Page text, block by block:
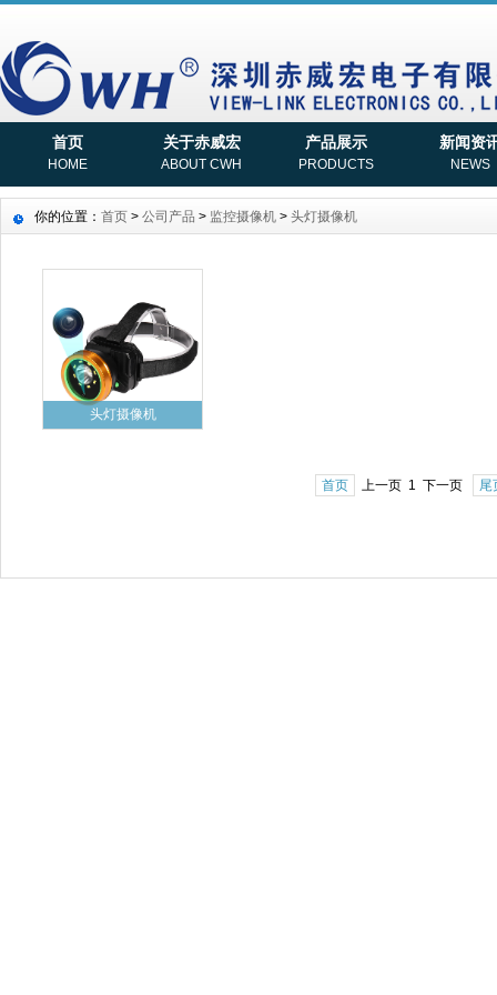
首页
HOME
关于赤威宏
ABOUT CWH
产品展示
PRODUCTS
新闻资
NEWS
你的位置： 首页 > 公司产品 > 监控摄像机 > 头灯摄像机
头灯摄像机
首页 上一页 1 下一页 尾